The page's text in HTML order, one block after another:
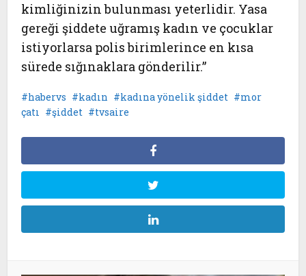
kimliğinizin bulunması yeterlidir. Yasa
gereği şiddete uğramış kadın ve çocuklar
istiyorlarsa polis birimlerince en kısa
sürede sığınaklara gönderilir.”
habervs kadın kadına yönelik şiddet
mor
çatı
şiddet tvsaire